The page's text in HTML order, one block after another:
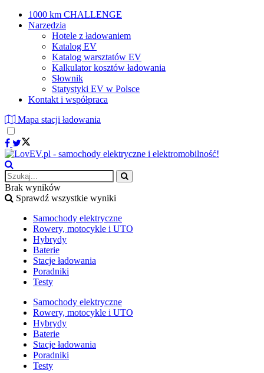
1000 km CHALLENGE
Narzędzia
Hotele z ładowaniem
Katalog EV
Katalog warsztatów EV
Kalkulator kosztów ładowania
Słownik
Statystyki EV w Polsce
Kontakt i współpraca
Mapa stacji ładowania
Brak wyników
Sprawdź wszystkie wyniki
Samochody elektryczne
Rowery, motocykle i UTO
Hybrydy
Baterie
Stacje ładowania
Poradniki
Testy
Samochody elektryczne
Rowery, motocykle i UTO
Hybrydy
Baterie
Stacje ładowania
Poradniki
Testy